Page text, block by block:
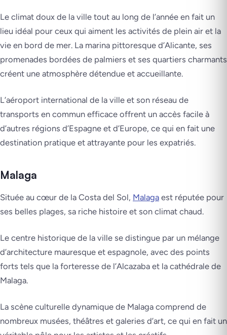
Le climat doux de la ville tout au long de l’année en fait un
lieu idéal pour ceux qui aiment les activités de plein air et la
vie en bord de mer. La marina pittoresque d’Alicante, ses
promenades bordées de palmiers et ses quartiers charmants
créent une atmosphère détendue et accueillante.
L’aéroport international de la ville et son réseau de
transports en commun efficace offrent un accès facile à
d’autres régions d’Espagne et d’Europe, ce qui en fait une
destination pratique et attrayante pour les expatriés.
Malaga
Située au cœur de la Costa del Sol, Malaga est réputée pour
ses belles plages, sa riche histoire et son climat chaud.
Le centre historique de la ville se distingue par un mélange
d’architecture mauresque et espagnole, avec des points
forts tels que la forteresse de l’Alcazaba et la cathédrale de
Malaga.
La scène culturelle dynamique de Malaga comprend de
nombreux musées, théâtres et galeries d’art, ce qui en fait un